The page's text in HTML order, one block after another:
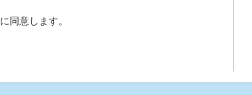
に同意します。